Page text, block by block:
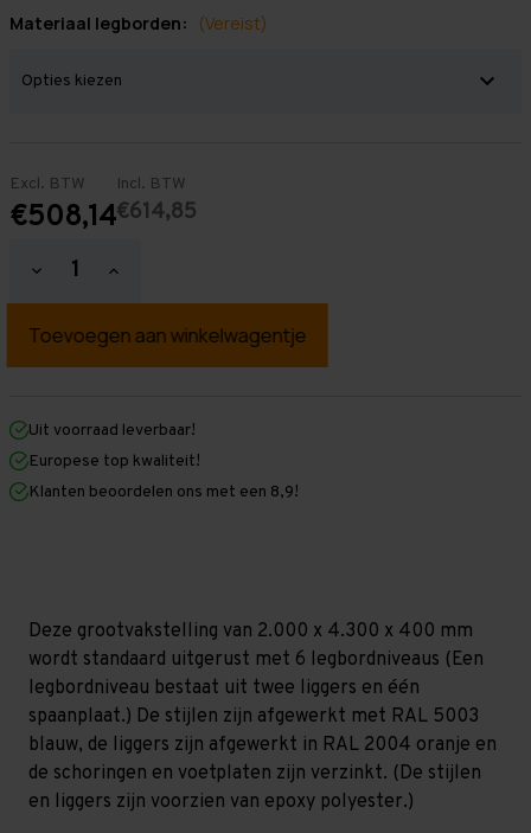
Materiaal legborden: (Vereist)
Excl. BTW
€508,14
Incl. BTW
€614,85
Hoeveelheid
verlagen
Grootvakstelling
mm
mm
x
400
mm
mm)
Hoeveelheid
verhogen
Grootvakstelling
mm
mm
400
mm
mm)
Uit voorraad leverbaar!
Europese top kwaliteit!
Klanten beoordelen ons met een 8,9!
Deze grootvakstelling van 2.000 x 4.300 x 400 mm
wordt standaard uitgerust met 6 legbordniveaus (Een
legbordniveau bestaat uit twee liggers en één
spaanplaat.) De stijlen zijn afgewerkt met RAL 5003
blauw, de liggers zijn afgewerkt in RAL 2004 oranje en
de schoringen en voetplaten zijn verzinkt. (De stijlen
en liggers zijn voorzien van epoxy polyester.)